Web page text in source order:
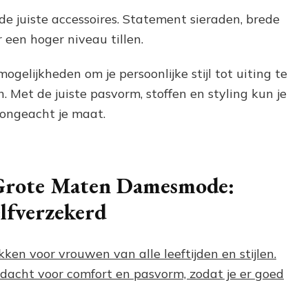
juiste accessoires. Statement sieraden, brede
een hoger niveau tillen.
om je persoonlijke stijl tot uiting te
Met de juiste pasvorm, stoffen en styling kun je
je maat.
Maten Damesmode:
voor vrouwen van alle leeftijden en stijlen.
voor comfort en pasvorm, zodat je er goed